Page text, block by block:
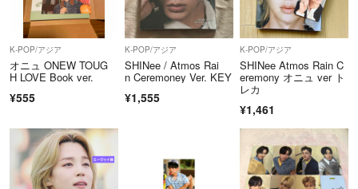
K-POP/アジア
オニュ ONEW TOUG
H LOVE Book ver.
¥555
K-POP/アジア
SHINee / Atmos Rai
n Ceremoney Ver. KEY
¥1,555
K-POP/アジア
SHINee Atmos Rain C
eremony オニュ ver ト
レカ
¥1,461